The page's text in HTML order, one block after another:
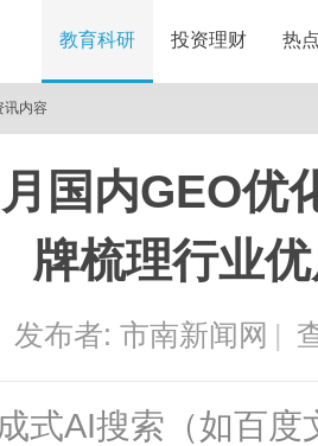
教育科研 投资理财 热
讯内容
国内GEO优
牌梳理行业
发布者: 市南新闻网 |
式AI搜索（如百